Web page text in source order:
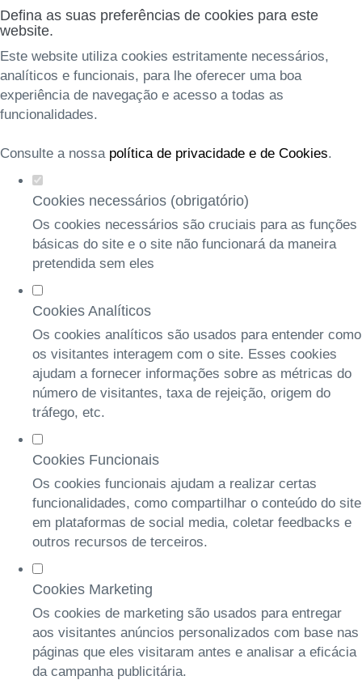
Defina as suas preferências de cookies para este
website.
Este website utiliza cookies estritamente necessários,
analíticos e funcionais, para lhe oferecer uma boa
experiência de navegação e acesso a todas as
funcionalidades.
Consulte a nossa política de privacidade e de Cookies.
Cookies necessários (obrigatório)
Os cookies necessários são cruciais para as funções
básicas do site e o site não funcionará da maneira
pretendida sem eles
Cookies Analíticos
Os cookies analíticos são usados para entender como
os visitantes interagem com o site. Esses cookies
ajudam a fornecer informações sobre as métricas do
número de visitantes, taxa de rejeição, origem do
tráfego, etc.
Cookies Funcionais
Os cookies funcionais ajudam a realizar certas
funcionalidades, como compartilhar o conteúdo do site
em plataformas de social media, coletar feedbacks e
outros recursos de terceiros.
Cookies Marketing
Os cookies de marketing são usados para entregar
aos visitantes anúncios personalizados com base nas
páginas que eles visitaram antes e analisar a eficácia
da campanha publicitária.